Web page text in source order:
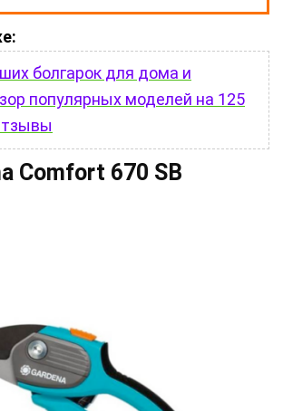
болгарок для дома и
популярных моделей на 125
Comfort 670 SB